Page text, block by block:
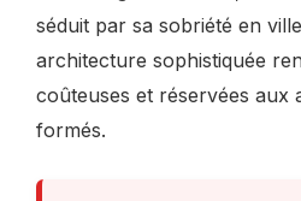
séduit par sa sobriété en
architecture sophistiquée
coûteuses et réservées aux
formés.